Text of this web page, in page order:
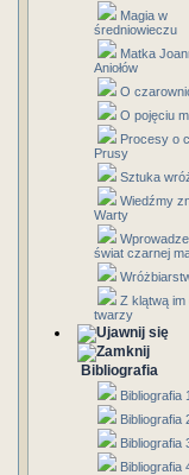
Magia w
średniowieczu
Matka
Aniołów
O
O pojęciu
Procesy o
Prusy
Sztuka
Wiedźmy
Warty
świat czarnej
Z klątwą im
twarzy
Bibliografia
Bibliografia 1
Bibliografia
Bibliografia
Bibliografia